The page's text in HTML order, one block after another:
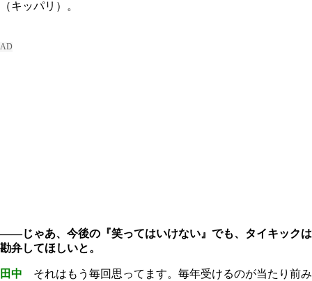
（キッパリ）。
――じゃあ、今後の『笑ってはいけない』でも、タイキックは
勘弁してほしいと。
田中 それはもう毎回思ってます。毎年受けるのが当たり前み